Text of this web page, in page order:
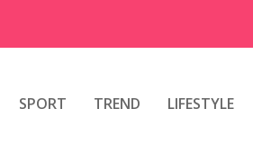
SPORT TREND LIFESTYLE